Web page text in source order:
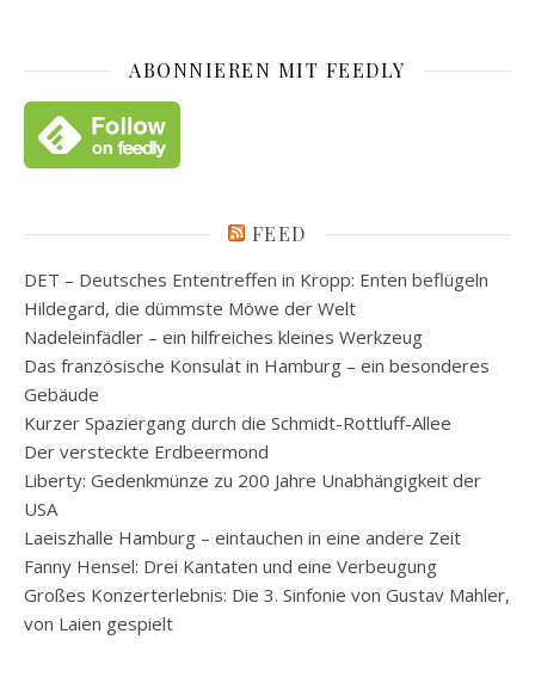
ABONNIEREN MIT FEEDLY
FEED
DET – Deutsches Ententreffen in Kropp: Enten beflügeln
Hildegard, die dümmste Möwe der Welt
Nadeleinfädler – ein hilfreiches kleines Werkzeug
Das französische Konsulat in Hamburg – ein besonderes
Gebäude
Kurzer Spaziergang durch die Schmidt-Rottluff-Allee
Der versteckte Erdbeermond
Liberty: Gedenkmünze zu 200 Jahre Unabhängigkeit der
USA
Laeiszhalle Hamburg – eintauchen in eine andere Zeit
Fanny Hensel: Drei Kantaten und eine Verbeugung
Großes Konzerterlebnis: Die 3. Sinfonie von Gustav Mahler,
von Laien gespielt